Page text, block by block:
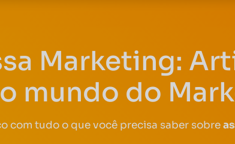
Marketing:
mundo do
com tudo o que você precisa saber sobre